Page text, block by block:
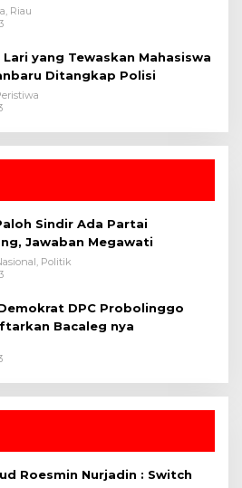
Polres Kuansing
Riau
yang Tewaskan Mahasiswa
Ditangkap Polisi
Sindir Ada Partai
Jawaban Megawati
Politik
DPC Probolinggo
Bacaleg nya
Roesmin Nurjadin : Switch